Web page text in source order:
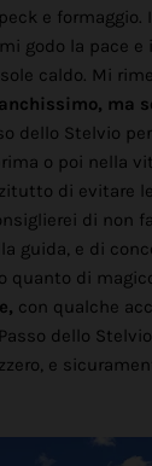
e formaggio.
godo la pace
caldo. Mi
ma
dello Stelvio
o poi nella
di evitare
di non
guida, e di
quanto di
con qualche
dello
e